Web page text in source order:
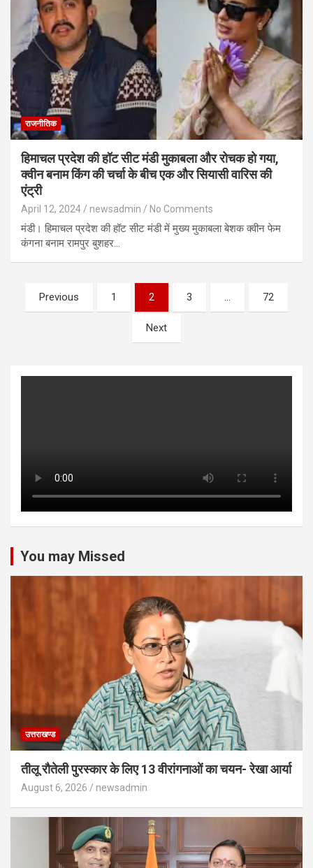
राजनीतिक
हिमाचल प्रदेश की हॉट सीट मंडी मुकाबला और रोचक हो गया,
क्वीन बनाम किंग की चर्चा के बीच एक और सियासी वारिस की
एंट्री
April 12, 2024 newsadmin No Comments
मंडी। हिमाचल प्रदेश की हॉट सीट मंडी में मुख्य मुकाबला बेशक क्वीन फेम
कंगना बनाम रामपुर बुशहर…
Posts
pagination
Previous 1 2 3 … 72
Next
You may Missed
उत्तराखण्ड
तीलू रौतेली पुरस्कार के लिए 13 वीरांगनाओं का चयन- रेखा आर्या
August 6, 2026 newsadmin